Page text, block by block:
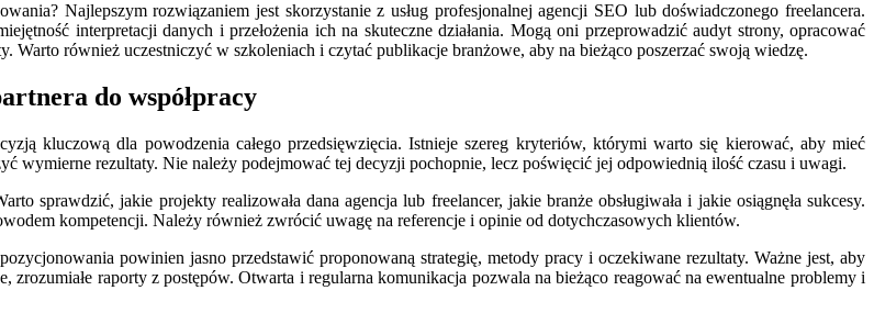
Najlepszym rozwiązaniem jest skorzystanie z usług profesjonalnej agencji SEO lub doświadczonego freelancera.
interpretacji danych i przełożenia ich na skuteczne działania. Mogą oni przeprowadzić audyt strony, opracować
również uczestniczyć w szkoleniach i czytać publikacje branżowe, aby na bieżąco poszerzać swoją wiedzę.
do współpracy
kluczową dla powodzenia całego przedsięwzięcia. Istnieje szereg kryteriów, którymi warto się kierować, aby mieć
wymierne rezultaty. Nie należy podejmować tej decyzji pochopnie, lecz poświęcić jej odpowiednią ilość czasu i uwagi.
sprawdzić, jakie projekty realizowała dana agencja lub freelancer, jakie branże obsługiwała i jakie osiągnęła sukcesy.
kompetencji. Należy również zwrócić uwagę na referencje i opinie od dotychczasowych klientów.
powinien jasno przedstawić proponowaną strategię, metody pracy i oczekiwane rezultaty. Ważne jest, aby
raporty z postępów. Otwarta i regularna komunikacja pozwala na bieżąco reagować na ewentualne problemy i